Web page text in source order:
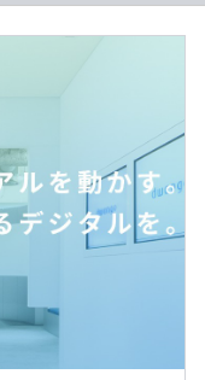
教務システムや、
ニアが監修した教材
「ZEN Study」があ
盤からサーバサイ
などのクライアント
にわたります。他
やプロダクトへの導
。
企画や設計から構
ます。
ではありません）
）
労働制）での採